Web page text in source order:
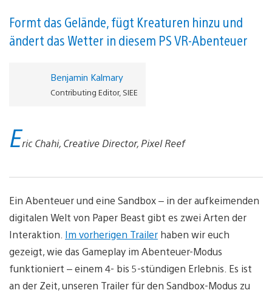
lebendigen
Ökosystem
experimentieren
Formt das Gelände, fügt Kreaturen hinzu und
ändert das Wetter in diesem PS VR-Abenteuer
Benjamin Kalmary
Contributing Editor, SIEE
Eric Chahi, Creative Director, Pixel Reef
Ein Abenteuer und eine Sandbox – in der aufkeimenden
digitalen Welt von Paper Beast gibt es zwei Arten der
Interaktion. Im vorherigen Trailer haben wir euch
gezeigt, wie das Gameplay im Abenteuer-Modus
funktioniert – einem 4- bis 5-stündigen Erlebnis. Es ist
an der Zeit, unseren Trailer für den Sandbox-Modus zu